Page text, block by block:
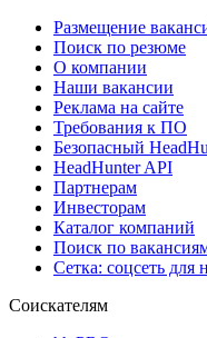
Размещение
Поиск по резюме
О компании
Наши вакансии
Реклама на сайте
Требования к ПО
Безопасный
HeadHunter API
Партнерам
Инвесторам
Каталог компаний
Поиск по
Сетка: соцсеть для
Соискателям